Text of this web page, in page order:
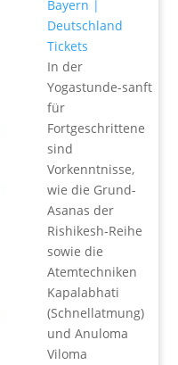
Tickets
In der
Yogastunde-sanft
für
Fortgeschrittene
sind
Vorkenntnisse,
wie die Grund-
Asanas der
Rishikesh-Reihe
sowie die
Atemtechniken
Kapalabhati
(Schnellatmung)
und Anuloma
Viloma